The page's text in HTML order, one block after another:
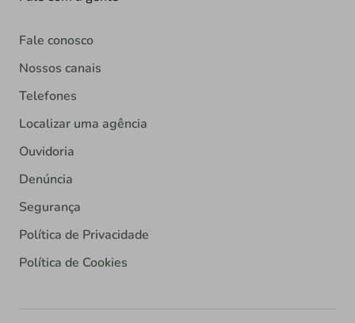
Fale conosco
Nossos canais
Telefones
Localizar uma agência
Ouvidoria
Denúncia
Segurança
Política de Privacidade
Política de Cookies